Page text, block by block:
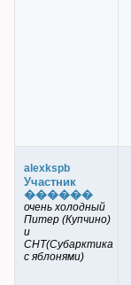
alexkspb
Участник
������
очень холодный
Питер (Купчино)
и
СНТ(Субарктика
с яблонями)